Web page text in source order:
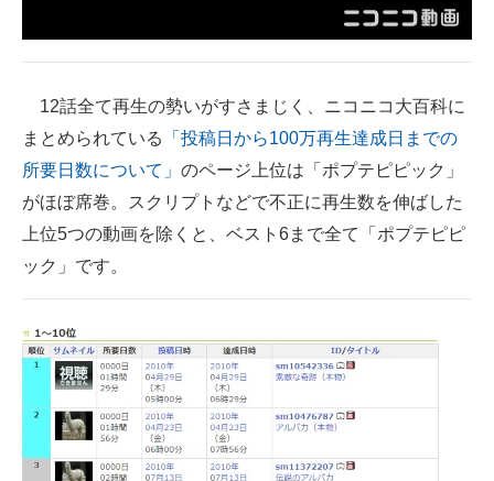
モノづくり技術者専門サイト
エレクトロニクス専門サイト
エネルギーの専門メディア
ちょっと気になるネットの話題
12話全て再生の勢いがすさまじく、ニコニコ大百科に
まとめられている
「投稿日から100万再生達成日までの
所要日数について」 のページ上位は「ポプテピピック」
がほぼ席巻。スクリプトなどで不正に再生数を伸ばした
上位5つの動画を除くと、ベスト6まで全て「ポプテピピ
ック」です。